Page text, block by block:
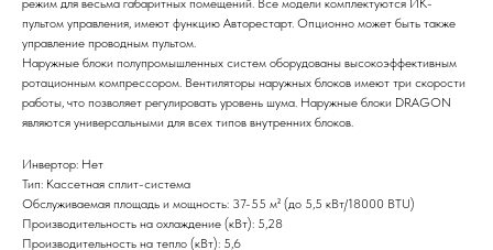
режим для весьма габаритных помещений. Все модели комплектуются ИК-
пультом управления, имеют функцию Авторестарт. Опционно может быть также
управление проводным пультом.
Наружные блоки полупромышленных систем оборудованы высокоэффективным
ротационным компрессором. Вентиляторы наружных блоков имеют три скорости
работы, что позволяет регулировать уровень шума. Наружные блоки DRAGON
являются универсальными для всех типов внутренних блоков.
Инвертор: Нет
Тип: Кассетная сплит-система
Обслуживаемая площадь и мощность: 37-55 м² (до 5,5 кВт/18000 BTU)
Производительность на охлаждение (кВт): 5,28
Производительность на тепло (кВт): 5,6